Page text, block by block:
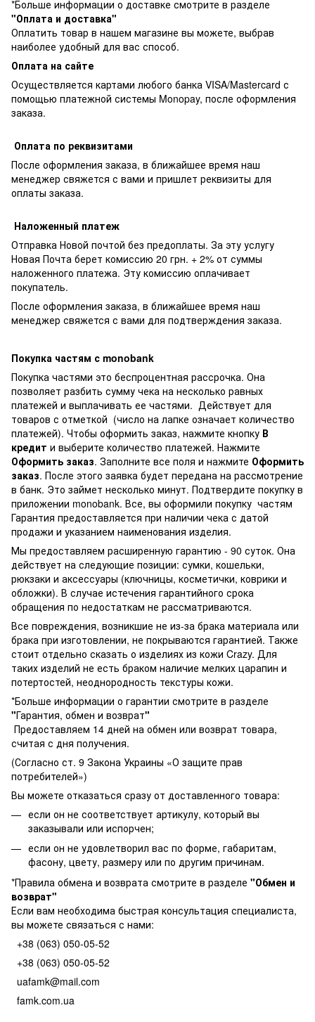
*Больше информации о доставке смотрите в разделе
"Оплата и доставка"
Оплатить товар в нашем магазине вы можете, выбрав
наиболее удобный для вас способ.
Оплата на сайте
Осуществляется картами любого банка VISA/Mastercard с
помощью платежной системы Monopay, после оформления
заказа.
Оплата по реквизитами
После оформления заказа, в ближайшее время наш
менеджер свяжется с вами и пришлет реквизиты для
оплаты заказа.
Наложенный платеж
Отправка Новой почтой без предоплаты. За эту услугу
Новая Почта берет комиссию 20 грн. + 2% от суммы
наложенного платежа. Эту комиссию оплачивает
покупатель.
После оформления заказа, в ближайшее время наш
менеджер свяжется с вами для подтверждения заказа.
Покупка частям с monobank
Покупка частями это беспроцентная рассрочка. Она
позволяет разбить сумму чека на несколько равных
платежей и выплачивать ее частями. Действует для
товаров с отметкой (число на лапке означает количество
платежей). Чтобы оформить заказ, нажмите кнопку В
кредит и выберите количество платежей. Нажмите
Оформить заказ. Заполните все поля и нажмите Оформить
заказ. После этого заявка будет передана на рассмотрение
в банк. Это займет несколько минут. Подтвердите покупку в
приложении monobank. Все, вы оформили покупку частям
Гарантия предоставляется при наличии чека с датой
продажи и указанием наименования изделия.
Мы предоставляем расширенную гарантию - 90 суток. Она
действует на следующие позиции: сумки, кошельки,
рюкзаки и аксессуары (ключницы, косметички, коврики и
обложки). В случае истечения гарантийного срока
обращения по недостаткам не рассматриваются.
Все повреждения, возникшие не из-за брака материала или
брака при изготовлении, не покрываются гарантией. Также
стоит отдельно сказать о изделиях из кожи Crazy. Для
таких изделий не есть браком наличие мелких царапин и
потертостей, неоднородность текстуры кожи.
*Больше информации о гарантии смотрите в разделе
"Гарантия, обмен и возврат"
Предоставляем 14 дней на обмен или возврат товара,
считая с дня получения.
(Согласно ст. 9 Закона Украины «О защите прав
потребителей»)
Вы можете отказаться сразу от доставленного товара:
если он не соответствует артикулу, который вы
заказывали или испорчен;
если он не удовлетворил вас по форме, габаритам,
фасону, цвету, размеру или по другим причинам.
*Правила обмена и возврата смотрите в разделе "Обмен и
возврат"
Если вам необходима быстрая консультация специалиста,
вы можете связаться с нами:
+38 (063) 050-05-52
+38 (063) 050-05-52
uafamk@mail.com
famk.com.ua